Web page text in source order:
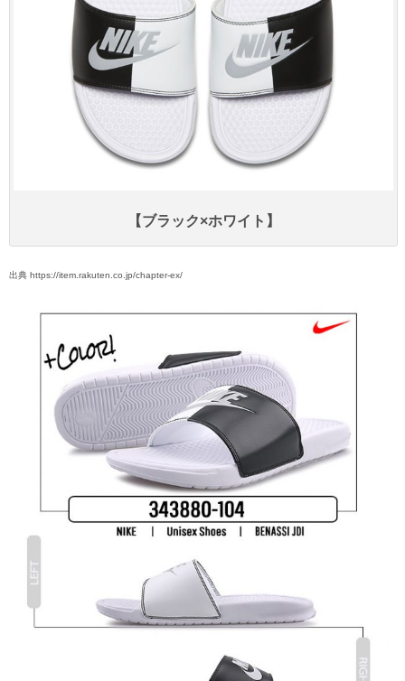
【ブラック×ホワイト】
出典 https://item.rakuten.co.jp/chapter-ex/